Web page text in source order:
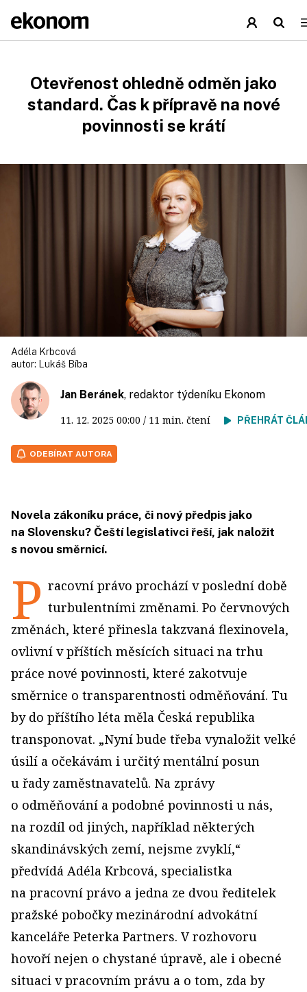
Otevřenost ohledně odměn jako
standard. Čas k přípravě na nové
povinnosti se krátí
Adéla Krbcová
autor:
Lukáš Bíba
Jan Beránek, redaktor týdeníku Ekonom
11. 12. 2025 00:00 / 11 min. čtení PŘEHRÁT
ODEBÍRAT AUTORA
Novela zákoníku práce, či nový předpis jako
na Slovensku? Čeští legislativci řeší, jak naložit
s novou směrnicí.
P racovní právo prochází v poslední době
turbulentními změnami. Po červnových
změnách, které přinesla takzvaná flexinovela,
ovlivní v příštích měsících situaci na trhu
práce nové povinnosti, které zakotvuje
směrnice o transparentnosti odměňování. Tu
by do příštího léta měla Česká republika
transponovat. „Nyní bude třeba vynaložit velké
úsilí a očekávám i určitý mentální posun
u řady zaměstnavatelů. Na zprávy
o odměňování a podobné povinnosti u nás,
na rozdíl od jiných, například některých
skandinávských zemí, nejsme zvyklí,“
předvídá Adéla Krbcová, specialistka
na pracovní právo a jedna ze dvou ředitelek
pražské pobočky mezinárodní advokátní
kanceláře Peterka Partners. V rozhovoru
hovoří nejen o chystané úpravě, ale i obecné
situaci v pracovním právu a o tom, zda by